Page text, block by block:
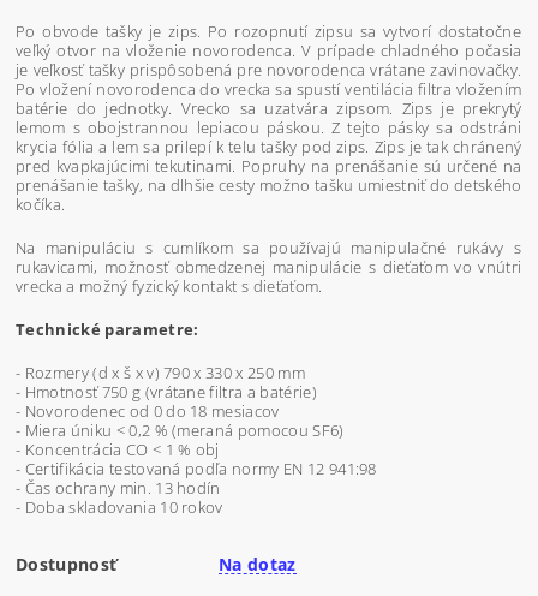
Po obvode tašky je zips. Po rozopnutí zipsu sa vytvorí dostatočne
veľký otvor na vloženie novorodenca. V prípade chladného počasia
je veľkosť tašky prispôsobená pre novorodenca vrátane zavinovačky.
Po vložení novorodenca do vrecka sa spustí ventilácia filtra vložením
batérie do jednotky. Vrecko sa uzatvára zipsom. Zips je prekrytý
lemom s obojstrannou lepiacou páskou. Z tejto pásky sa odstráni
krycia fólia a lem sa prilepí k telu tašky pod zips. Zips je tak chránený
pred kvapkajúcimi tekutinami. Popruhy na prenášanie sú určené na
prenášanie tašky, na dlhšie cesty možno tašku umiestniť do detského
kočíka.
Na manipuláciu s cumlíkom sa používajú manipulačné rukávy s
rukavicami, možnosť obmedzenej manipulácie s dieťaťom vo vnútri
vrecka a možný fyzický kontakt s dieťaťom.
Technické parametre:
- Rozmery (d x š x v) 790 x 330 x 250 mm
- Hmotnosť 750 g (vrátane filtra a batérie)
- Novorodenec od 0 do 18 mesiacov
- Miera úniku < 0,2 % (meraná pomocou SF6)
- Koncentrácia CO < 1 % obj
- Certifikácia testovaná podľa normy EN 12 941:98
- Čas ochrany min. 13 hodín
- Doba skladovania 10 rokov
Dostupnosť Na dotaz